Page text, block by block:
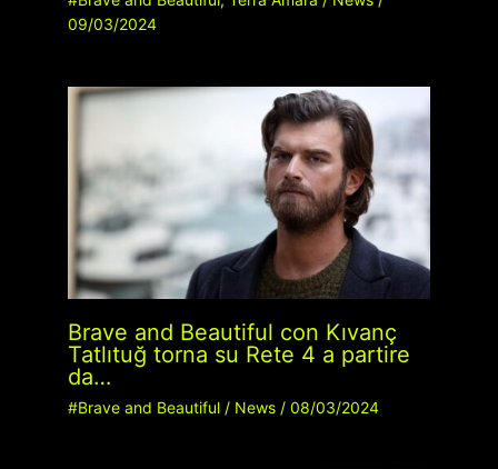
09/03/2024
Brave and Beautiful con Kıvanç
Tatlıtuğ torna su Rete 4 a partire
da…
#Brave and Beautiful/ News/ 08/03/2024